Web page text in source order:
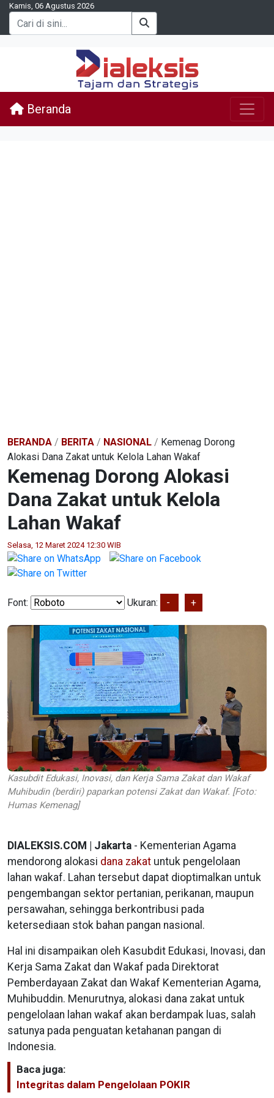
Kamis, 06 Agustus 2026
Beranda
BERANDA / BERITA / NASIONAL / Kemenag Dorong
Alokasi Dana Zakat untuk Kelola Lahan Wakaf
Kemenag Dorong Alokasi
Dana Zakat untuk Kelola
Lahan Wakaf
Selasa, 12 Maret 2024 12:30 WIB
Font: Ukuran: - +
Kasubdit Edukasi, Inovasi, dan Kerja Sama Zakat dan Wakaf
Muhibudin (berdiri) paparkan potensi Zakat dan Wakaf. [Foto:
Humas Kemenag]
DIALEKSIS.COM | Jakarta - Kementerian Agama
mendorong alokasi dana zakat untuk pengelolaan
lahan wakaf. Lahan tersebut dapat dioptimalkan untuk
pengembangan sektor pertanian, perikanan, maupun
persawahan, sehingga berkontribusi pada
ketersediaan stok bahan pangan nasional.
Hal ini disampaikan oleh Kasubdit Edukasi, Inovasi, dan
Kerja Sama Zakat dan Wakaf pada Direktorat
Pemberdayaan Zakat dan Wakaf Kementerian Agama,
Muhibuddin. Menurutnya, alokasi dana zakat untuk
pengelolaan lahan wakaf akan berdampak luas, salah
satunya pada penguatan ketahanan pangan di
Indonesia.
Baca juga:
Integritas dalam Pengelolaan POKIR